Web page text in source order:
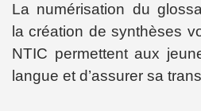
La numérisation du
la création de synthèses
NTIC permettent aux
langue et d’assurer sa